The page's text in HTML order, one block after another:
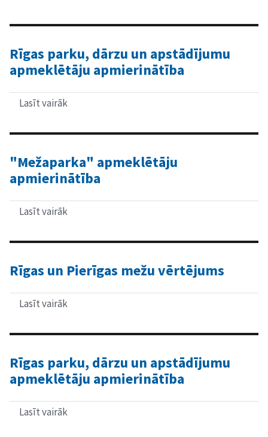
kopšana
meža
ainavu
veidošana
kultūras
un
mežā
Rīgas parku, dārzu un apstādījumu
apmeklētāju apmierinātība
Lasīt vairāk
dārzu
apstādījumu
apmeklētāju
apmierinātība
"Mežaparka" apmeklētāju
apmierinātība
Lasīt vairāk
apmierinātība
Rīgas un Pierīgas mežu vērtējums
Lasīt vairāk
Pierīgas
vērtējums
Rīgas parku, dārzu un apstādījumu
apmeklētāju apmierinātība
Lasīt vairāk